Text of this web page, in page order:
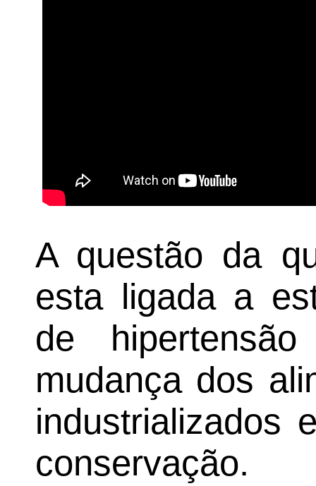
A questão da
esta ligada a
de
mudança dos
industrializados
conservação.